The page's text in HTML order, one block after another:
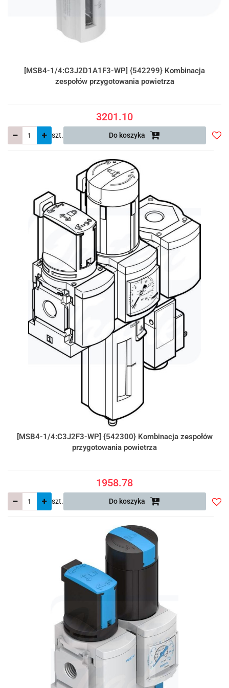
[MSB4-1/4:C3J2D1A1F3-WP] {542299} Kombinacja
zespołów przygotowania powietrza
3201.10
szt. Do koszyka
[MSB4-1/4:C3J2F3-WP] {542300} Kombinacja zespołów
przygotowania powietrza
1958.78
szt. Do koszyka